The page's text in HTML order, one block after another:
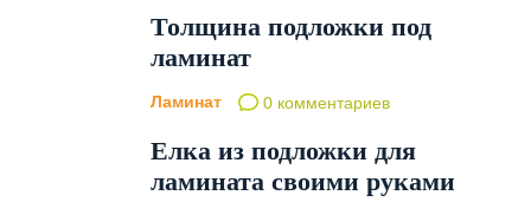
Толщина подложки под
ламинат
Ламинат 0 комментариев
Елка из подложки для
ламината своими руками